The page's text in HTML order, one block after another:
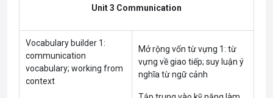
Unit 3 Communication
Vocabulary builder 1:
communication
vocabulary; working from
context
Mở rộng vốn từ vựng 1: từ
vựng về giao tiếp; suy luận ý
nghĩa từ ngữ cảnh